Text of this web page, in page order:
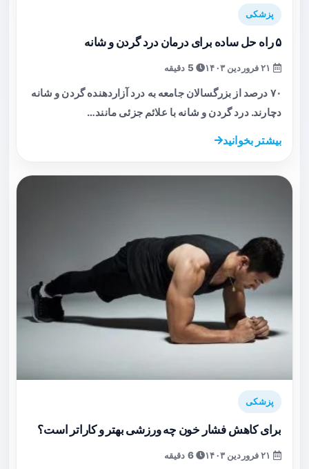
پزشکی
۵ راه حل ساده برای درمان درد گردن و شانه
5 دقیقه
۷۰ درصد از بزرگسالان جامعه به درد آزار‌دهنده گردن و شانه
دچارند. درد گردن و شانه با علائم جزئی مانند…
بیشتر بخوانید
پزشکی
برای کاهش فشار خون چه ورزشی بهتر و کاراتر است؟
6 دقیقه